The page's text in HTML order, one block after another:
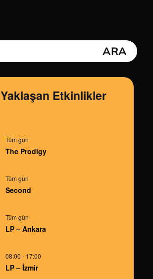
Yaklaşan Etkinlikler
Tüm gün
The Prodigy
Tüm gün
Second
Tüm gün
LP – Ankara
08:00 - 17:00
LP – İzmir